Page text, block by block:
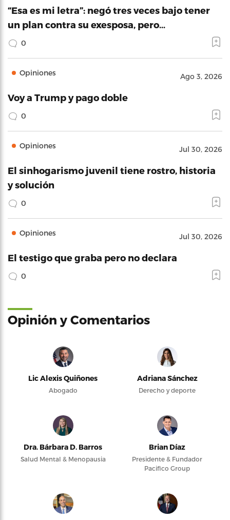
“Esa es mi letra”: negó tres veces bajo tener
un plan contra su exesposa, pero…
0
Opiniones Ago 3, 2026
Voy a Trump y pago doble
0
Opiniones Jul 30, 2026
El sinhogarismo juvenil tiene rostro, historia
y solución
0
Opiniones Jul 30, 2026
El testigo que graba pero no declara
0
Opinión y Comentarios
Lic Alexis Quiñones
Abogado
Adriana Sánchez
Derecho y deporte
Dra. Bárbara D. Barros
Salud Mental & Menopausia
Brian Díaz
Presidente & Fundador
Pacifico Group